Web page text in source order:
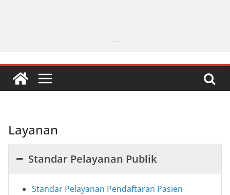
Layanan
Standar Pelayanan Publik
Standar Pelayanan Pendaftaran Pasien